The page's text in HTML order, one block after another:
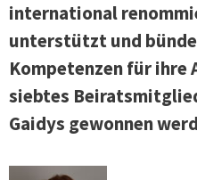
international
unterstützt und
Kompetenzen für ihre
siebtes
Gaidys gewonnen